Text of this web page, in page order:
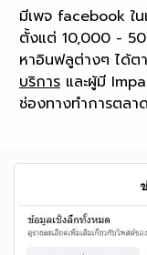
มีเพจ facebook ใ
ตั้งแต่ 10,000 -
หาอินฟลูต่างๆ ได้ต
บริการ และผู้มี
ช่องทางทำการตลา